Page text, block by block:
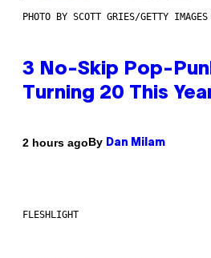
PHOTO BY SCOTT GRIES/GETTY IMAGES
3 No-Skip Pop-
Turning 20 This
2 hours agoBy Dan Milam
FLESHLIGHT